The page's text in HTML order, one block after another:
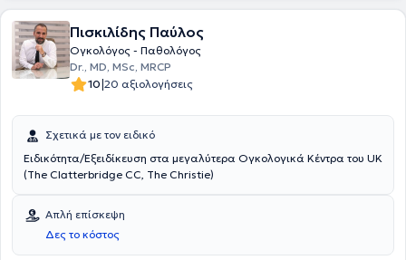
Πισκιλίδης Παύλος
Ογκολόγος - Παθολόγος
Dr., MD, MSc, MRCP
10|20 αξιολογήσεις
Σχετικά με τον ειδικό
Ειδικότητα/Εξειδίκευση στα μεγαλύτερα Ογκολογικά Κέντρα του UK
(The Clatterbridge CC, The Christie)
Απλή επίσκεψη
Δες το κόστος